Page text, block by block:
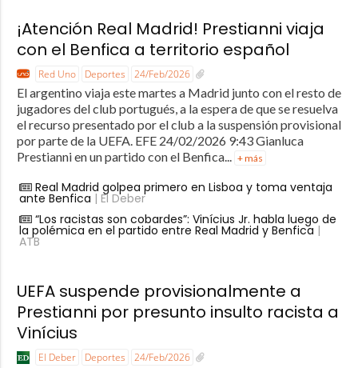
¡Atención Real Madrid! Prestianni viaja
con el Benfica a territorio español
Red Uno Deportes 24/Feb/2026
El argentino viaja este martes a Madrid junto con el resto de
jugadores del club portugués, a la espera de que se resuelva
el recurso presentado por el club a la suspensión provisional
por parte de la UEFA. EFE 24/02/2026 9:43 Gianluca
Prestianni en un partido con el Benfica... + más
Real Madrid golpea primero en Lisboa y toma ventaja
ante Benfica | El Deber
“Los racistas son cobardes”: Vinícius Jr. habla luego de
la polémica en el partido entre Real Madrid y Benfica |
ATB
UEFA suspende provisionalmente a
Prestianni por presunto insulto racista a
Vinícius
El Deber Deportes 24/Feb/2026